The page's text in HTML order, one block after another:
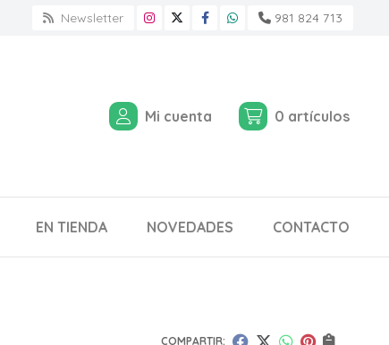
Newsletter 981 824 713
Mi cuenta 0 artículos
EN TIENDA NOVEDADES CONTACTO
COMPARTIR: